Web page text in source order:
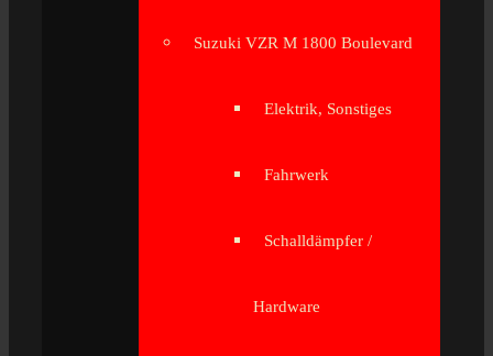
Suzuki VZR M 1800 Boulevard
Elektrik, Sonstiges
Fahrwerk
Schalldämpfer /
Hardware